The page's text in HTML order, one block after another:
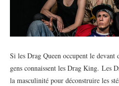
Si les Drag Queen occupent le devant
gens connaissent les Drag King. Les
la masculinité pour déconstruire les